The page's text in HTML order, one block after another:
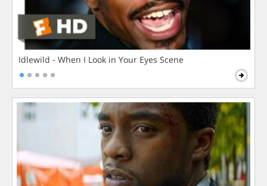
Idlewild - When I Look in Your Eyes Scene